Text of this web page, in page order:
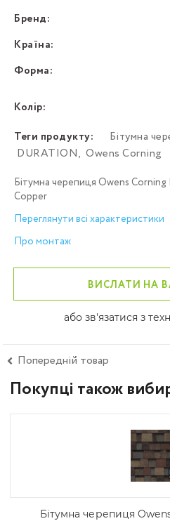
Бренд:
Країна:
Форма:
Колір:
Теги продукту:
Бітумна
DURATION, Owens Corning
Бітумна черепиця Owens
Copper
Переглянути всі характеристики
Про монтаж
ВИСЛАТИ НА
або зв'язатися з
Попередній товар
Покупці також
Бітумна черепиця